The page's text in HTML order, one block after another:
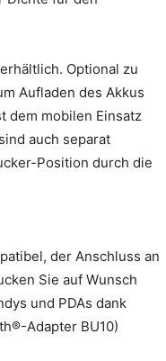
Optional zu
Aufladen des Akkus
dem mobilen Einsatz
auch separat
Position durch die
der Anschluss an
Sie auf Wunsch
und PDAs dank
Adapter BU10)